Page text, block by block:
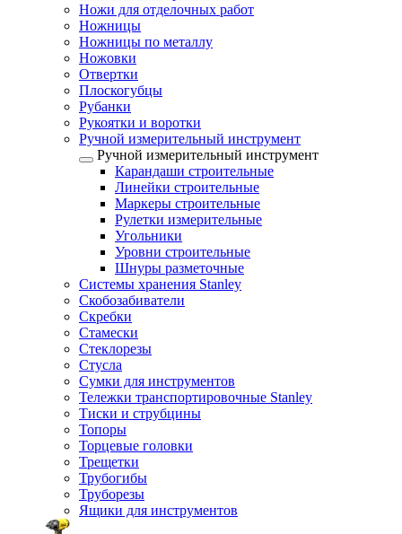
Ножи для отделочных работ
Ножницы
Ножницы по металлу
Ножовки
Отвертки
Плоскогубцы
Рубанки
Рукоятки и воротки
Ручной измерительный инструмент
Ручной измерительный инструмент
Карандаши строительные
Линейки строительные
Маркеры строительные
Рулетки измерительные
Угольники
Уровни строительные
Шнуры разметочные
Системы хранения Stanley
Скобозабиватели
Скребки
Стамески
Стеклорезы
Стусла
Сумки для инструментов
Тележки транспортировочные Stanley
Тиски и струбцины
Топоры
Торцевые головки
Трещетки
Трубогибы
Труборезы
Ящики для инструментов